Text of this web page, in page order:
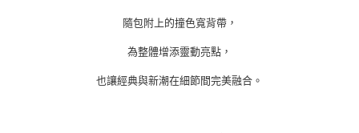
隨包附上的撞色寬背帶，
為整體增添靈動亮點，
也讓經典與新潮在細節間完美融合。